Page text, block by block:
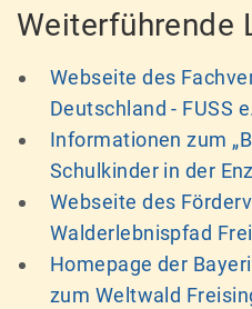
Weiterführende
Webseite des
Deutschland - FUSS
Informationen zum
Schulkinder in der
Webseite des
Walderlebnispfad
Homepage der
zum Weltwald